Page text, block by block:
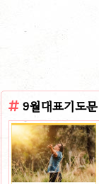
9월대표기도문